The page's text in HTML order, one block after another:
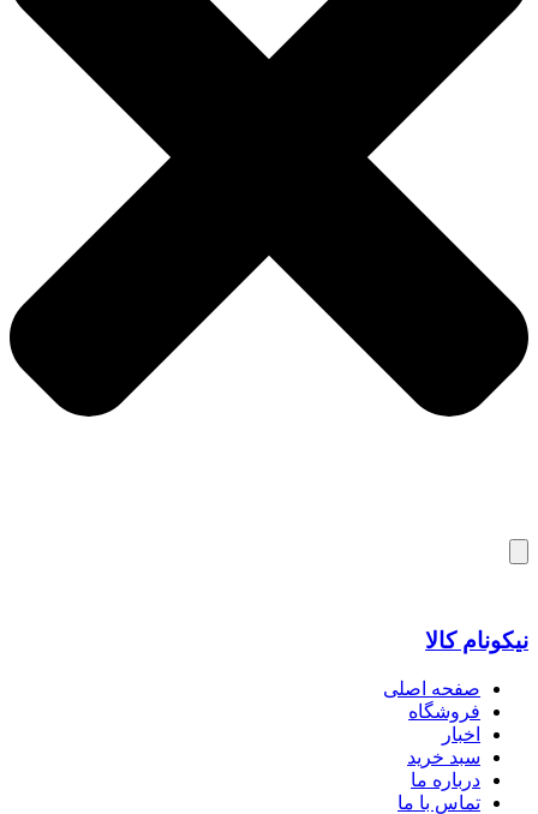
نیکونام کالا
صفحه اصلی
فروشگاه
اخبار
سبد خرید
درباره ما
تماس با ما